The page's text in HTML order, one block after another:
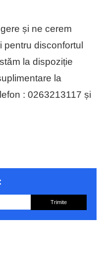
și ne cerem
pentru disconfortul
la dispoziție
la
: 0263213117 și
Trimite